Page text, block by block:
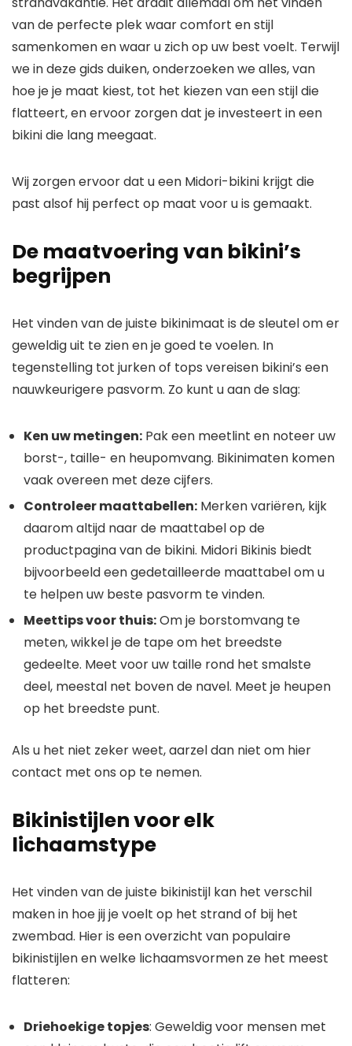
van de perfecte plek waar comfort en stijl
samenkomen en waar u zich op uw best voelt. Terwijl
we in deze gids duiken, onderzoeken we alles, van
hoe je je maat kiest, tot het kiezen van een stijl die
flatteert, en ervoor zorgen dat je investeert in een
bikini die lang meegaat.
Wij zorgen ervoor dat u een Midori-bikini krijgt die
past alsof hij perfect op maat voor u is gemaakt.
De maatvoering van bikini’s
begrijpen
Het vinden van de juiste bikinimaat is de sleutel om er
geweldig uit te zien en je goed te voelen. In
tegenstelling tot jurken of tops vereisen bikini’s een
nauwkeurigere pasvorm. Zo kunt u aan de slag:
Ken uw metingen: Pak een meetlint en noteer uw
borst-, taille- en heupomvang. Bikinimaten komen
vaak overeen met deze cijfers.
Controleer maattabellen: Merken variëren, kijk
daarom altijd naar de maattabel op de
productpagina van de bikini. Midori Bikinis biedt
bijvoorbeeld een gedetailleerde maattabel om u
te helpen uw beste pasvorm te vinden.
Meettips voor thuis:Om je borstomvang te
meten, wikkel je de tape om het breedste
gedeelte. Meet voor uw taille rond het smalste
deel, meestal net boven de navel. Meet je heupen
op het breedste punt.
Als u het niet zeker weet, aarzel dan niet om hier
contact met ons op te nemen.
Bikinistijlen voor elk
lichaamstype
Het vinden van de juiste bikinistijl kan het verschil
maken in hoe jij je voelt op het strand of bij het
zwembad. Hier is een overzicht van populaire
bikinistijlen en welke lichaamsvormen ze het meest
flatteren:
Driehoekige topjes: Geweldig voor mensen met